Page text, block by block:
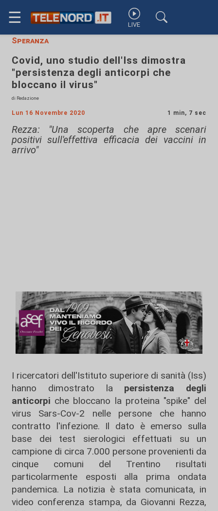
☰ LIVE
Speranza
Covid, uno studio dell'Iss dimostra
"persistenza degli anticorpi che
bloccano il virus"
di Redazione
Lun 16 Novembre 2020 1 min, 7 sec
Rezza: "Una scoperta che apre scenari
positivi sull'effettiva efficacia dei vaccini in
arrivo"
I ricercatori dell'Istituto superiore di sanità (Iss)
hanno dimostrato la persistenza degli
anticorpi che bloccano la proteina "spike" del
virus Sars-Cov-2 nelle persone che hanno
contratto l'infezione. Il dato è emerso sulla
base dei test sierologici effettuati su un
campione di circa 7.000 persone provenienti da
cinque comuni del Trentino risultati
particolarmente esposti alla prima ondata
pandemica. La notizia è stata comunicata, in
video conferenza stampa, da Giovanni Rezza,